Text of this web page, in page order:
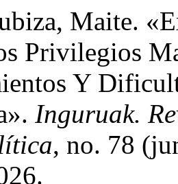
Maite.
Privilegios
Y
Inguruak.
, no. 78